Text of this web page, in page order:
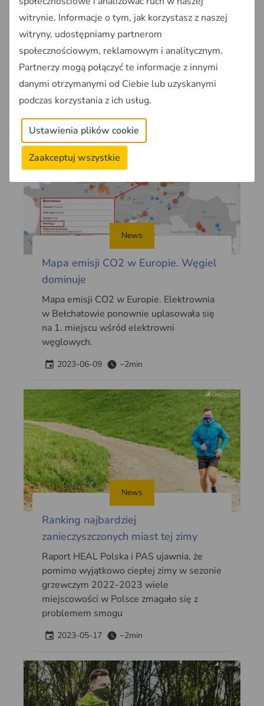
Rekordowa poprawa jakości
powietrza w ostatnim sezonie
Rekordowa poprawa jakości powietrza w
ostatnim sezonie grzewczym 2022/2023
- informuje GIOŚ. Zmiana jest efektem
łagodnej zimy.
2023-06-27
News
Mapa emisji CO2 w Europie. Węgiel
dominuje
Mapa emisji CO2 w Europie. Elektrownia
w Bełchatowie ponownie uplasowała się
na 1. miejscu wśród elektrowni
węglowych.
2023-06-09 ~2min
News
Ranking najbardziej
zanieczyszczonych miast tej zimy
Raport HEAL Polska i PAS ujawnia, że
pomimo wyjątkowo ciepłej zimy w sezonie
grzewczym 2022-2023 wiele
miejscowości w Polsce zmagało się z
problemem smogu
2023-05-17 ~2min
witrynie. Informacje o tym, jak korzystasz z naszej
witryny, udostępniamy partnerom
społecznościowym, reklamowym i analitycznym.
Partnerzy mogą połączyć te informacje z innymi
danymi otrzymanymi od Ciebie lub uzyskanymi
podczas korzystania z ich usług.
Ustawienia plików cookie
Zaakceptuj wszystkie